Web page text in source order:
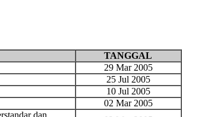
TANGGAL
29 Mar 2005
25 Jul 2005
10 Jul 2005
02 Mar 2005
dan